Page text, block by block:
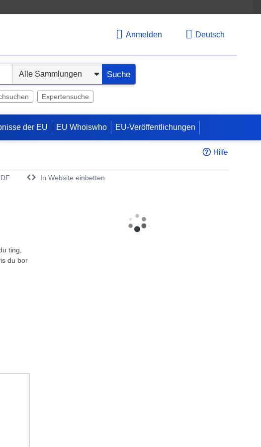
Anmelden Deutsch
Suche
Expertensuche
der EU EU Whoiswho EU-Veröffentlichungen
Hilfe
In Website einbetten
ting,
du bor